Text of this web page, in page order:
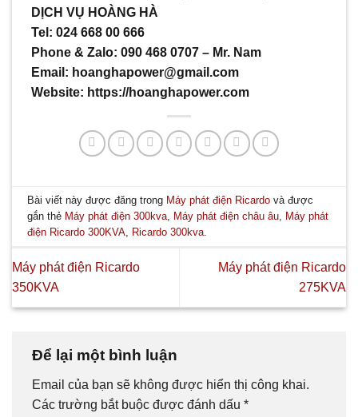
DỊCH VỤ HOÀNG HÀ
Tel: 024 668 00 666
Phone & Zalo: 090 468 0707 – Mr. Nam
Email: hoanghapower@gmail.com
Website: https://hoanghapower.com
Bài viết này được đăng trong Máy phát điện Ricardo và được
gắn thẻ Máy phát điện 300kva Máy phát điện châu âu Máy phát
điện Ricardo 300KVA Ricardo 300kva
Máy phát điện Ricardo
350KVA
Máy phát điện Ricardo
275KVA
Để lại một bình luận
Email của bạn sẽ không được hiển thị công khai.
Các trường bắt buộc được đánh dấu *